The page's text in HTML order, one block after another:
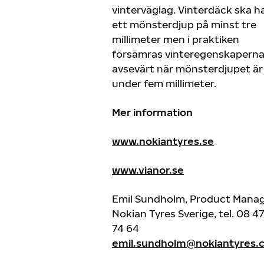
vinterväglag. Vinterdäck ska
ett mönsterdjup på minst tre
millimeter men i praktiken
försämras vinteregenskaperna
avsevärt när mönsterdjupet är
under fem millimeter.
Mer information
www.nokiantyres.se
www.vianor.se
Emil Sundholm, Product
Nokian Tyres Sverige, tel. 08
74 64